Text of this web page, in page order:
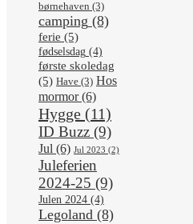
børnehaven (3)
camping (8)
ferie (5)
fødselsdag (4)
første skoledag
(5) Have (3) Hos
mormor(6)
Hygge (11)
ID Buzz (9)
Jul (6) Jul 2023 (2)
Juleferien
2024-25 (9)
Julen 2024 (4)
Legoland (8)